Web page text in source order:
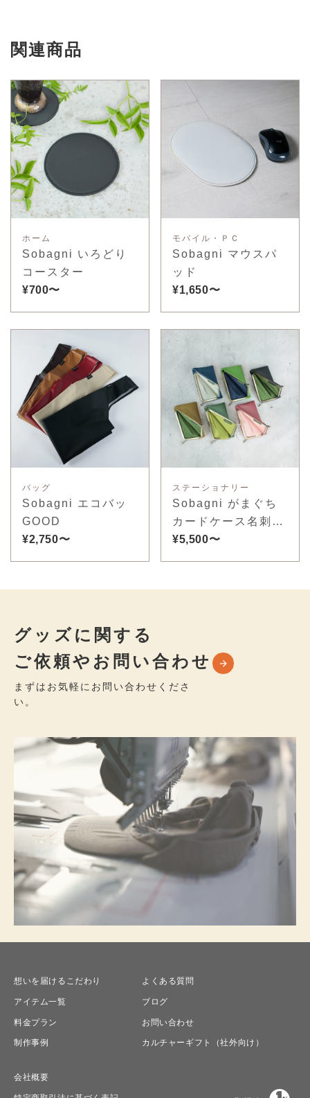
関連商品
ホーム
Sobagni いろどり
コースター
¥700〜
モバイル・ＰＣ
Sobagni マウスパ
ッド
¥1,650〜
バッグ
Sobagni エコバッ
GOOD
¥2,750〜
ステーショナリー
Sobagni がまぐち
カードケース名刺入
れ
¥5,500〜
グッズに関する
ご依頼やお問い合わせ
まずはお気軽にお問い合わせくださ
い。
想いを届けるこだわり
アイテム一覧
料金プラン
制作事例
よくある質問
ブログ
お問い合わせ
カルチャーギフト（社外向け）
会社概要